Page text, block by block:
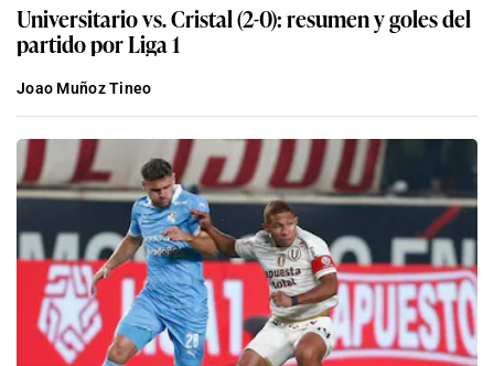
Universitario vs. Cristal (2-0): resumen y goles del
partido por Liga 1
Joao Muñoz Tineo